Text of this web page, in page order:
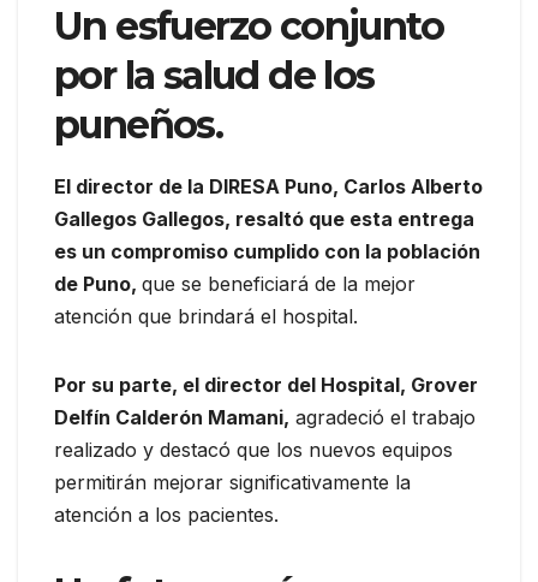
Un esfuerzo conjunto
por la salud de los
puneños.
El director de la DIRESA Puno, Carlos Alberto
Gallegos Gallegos, resaltó que esta entrega
es un compromiso cumplido con la población
de Puno, que se beneficiará de la mejor
atención que brindará el hospital.
Por su parte, el director del Hospital, Grover
Delfín Calderón Mamani, agradeció el trabajo
realizado y destacó que los nuevos equipos
permitirán mejorar significativamente la
atención a los pacientes.